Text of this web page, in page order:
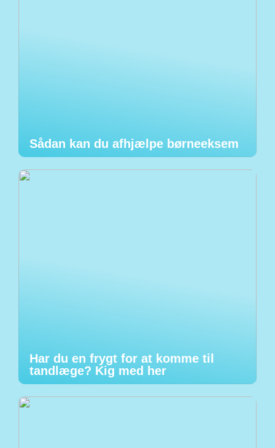
Sådan kan du afhjælpe børneeksem
Har du en frygt for at komme til
tandlæge? Kig med her